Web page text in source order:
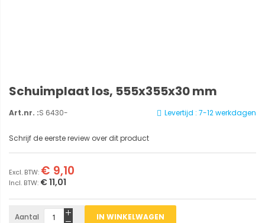
Schuimplaat los, 555x355x30 mm
Levertijd : 7-12 werkdagen
Art.nr. :S 6430-
Schrijf de eerste review over dit product
€ 11,01
€ 9,10
Aantal IN WINKELWAGEN